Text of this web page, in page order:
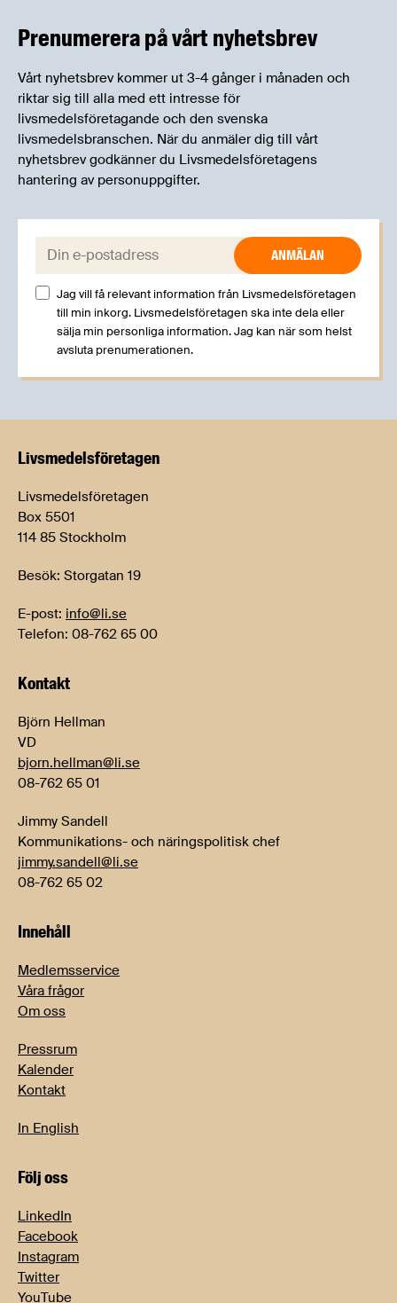
Prenumerera på vårt nyhetsbrev
Vårt nyhetsbrev kommer ut 3-4 gånger i månaden och
riktar sig till alla med ett intresse för
livsmedelsföretagande och den svenska
livsmedelsbranschen. När du anmäler dig till vårt
nyhetsbrev godkänner du Livsmedelsföretagens
hantering av personuppgifter.
E-post:
Jag vill få relevant information från Livsmedelsföretagen
till min inkorg. Livsmedelsföretagen ska inte dela eller
sälja min personliga information. Jag kan när som helst
avsluta prenumerationen.
Livsmedels­företagen
Livsmedelsföretagen
Box 5501
114 85 Stockholm
Besök: Storgatan 19
E-post: info@li.se
Telefon: 08-762 65 00
Kontakt
Björn Hellman
VD
bjorn.hellman@li.se
08-762 65 01
Jimmy Sandell
Kommunikations- och näringspolitisk chef
jimmy.sandell@li.se
08-762 65 02
Innehåll
Medlemsservice
Våra frågor
Om oss
Pressrum
Kalender
Kontakt
In English
Följ oss
LinkedIn
Facebook
Instagram
Twitter
YouTube